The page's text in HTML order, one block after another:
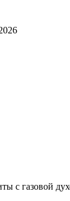
с газовой